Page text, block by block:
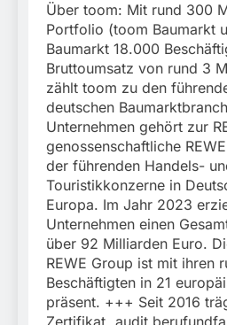
Über toom: Mit rund 300
Portfolio (toom Baumarkt
Baumarkt 18.000
Bruttoumsatz von rund 3
zählt toom zu den
deutschen
Unternehmen gehört zur
genossenschaftliche
der führenden Handels-
Touristikkonzerne in
Europa. Im Jahr 2023
Unternehmen einen
über 92 Milliarden Euro.
REWE Group ist mit ihren
Beschäftigten in 21
präsent. +++ Seit 2016